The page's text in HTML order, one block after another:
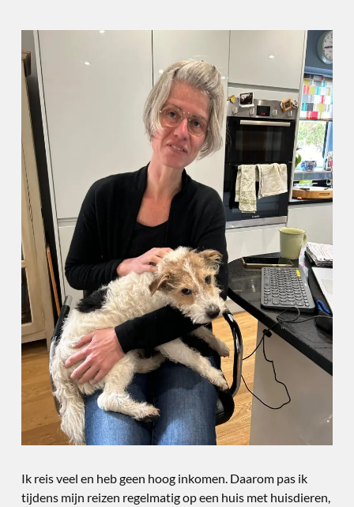
Ik reis veel en heb geen hoog inkomen. Daarom pas ik
tijdens mijn reizen regelmatig op een huis met huisdieren,